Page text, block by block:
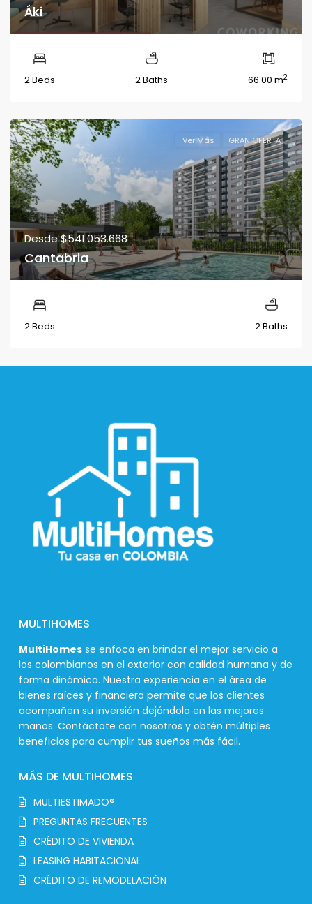
Áki
2 Beds 2 Baths 66.00 m2
Ver Más GRAN OFERTA
Desde$541.053.668
Cantabria
2 Beds 2 Baths
MULTIHOMES
MultiHomes se enfoca en brindar el mejor servicio a
los colombianos en el exterior con calidad humana y de
forma dinámica. Nuestra experiencia en el área de
bienes raíces y financiera permite que los clientes
acompañen su inversión dejándola en las mejores
manos. Contáctate con nosotros y obtén múltiples
beneficios para cumplir tus sueños más fácil.
MÁS DE MULTIHOMES
MULTIESTIMADO®
PREGUNTAS FRECUENTES
CRÉDITO DE VIVIENDA
LEASING HABITACIONAL
CRÉDITO DE REMODELACIÓN